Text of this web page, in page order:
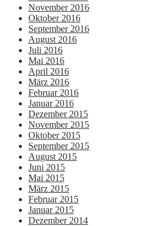
November 2016
Oktober 2016
September 2016
August 2016
Juli 2016
Mai 2016
April 2016
März 2016
Februar 2016
Januar 2016
Dezember 2015
November 2015
Oktober 2015
September 2015
August 2015
Juni 2015
Mai 2015
März 2015
Februar 2015
Januar 2015
Dezember 2014